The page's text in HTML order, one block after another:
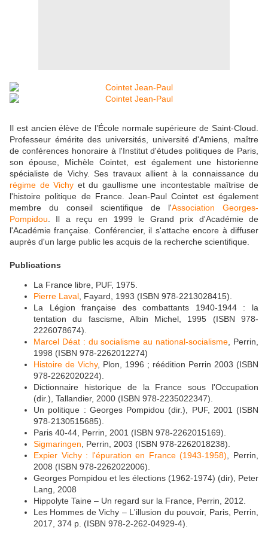
Il est ancien élève de l’École normale supérieure de Saint-Cloud.
Professeur émérite des universités, université d'Amiens, maître
de conférences honoraire à l'Institut d'études politiques de Paris,
son épouse, Michèle Cointet, est également une historienne
spécialiste de Vichy. Ses travaux allient à la connaissance du
régime de Vichy et du gaullisme une incontestable maîtrise de
l'histoire politique de France. Jean-Paul Cointet est également
membre du conseil scientifique de l'Association Georges-
Pompidou . Il a reçu en 1999 le Grand prix d'Académie de
l'Académie française. Conférencier, il s'attache encore à diffuser
auprès d'un large public les acquis de la recherche scientifique.
Publications
La France libre, PUF, 1975.
Pierre Laval , Fayard, 1993 (ISBN 978-2213028415).
La Légion française des combattants 1940-1944 : la
tentation du fascisme, Albin Michel, 1995 (ISBN 978-
2226078674).
Marcel Déat : du socialisme au national-socialisme , Perrin,
1998 (ISBN 978-2262012274)
Histoire de Vichy, Plon, 1996 ; réédition Perrin 2003 (ISBN
978-2262020224).
Dictionnaire historique de la France sous l'Occupation
(dir.), Tallandier, 2000 (ISBN 978-2235022347).
Un politique : Georges Pompidou (dir.), PUF, 2001 (ISBN
978-2130515685).
Paris 40-44, Perrin, 2001 (ISBN 978-2262015169).
Sigmaringen , Perrin, 2003 (ISBN 978-2262018238).
Expier Vichy : l'épuration en France (1943-1958) , Perrin,
2008 (ISBN 978-2262022006).
Georges Pompidou et les élections (1962-1974) (dir), Peter
Lang, 2008
Hippolyte Taine – Un regard sur la France, Perrin, 2012.
Les Hommes de Vichy – L'illusion du pouvoir, Paris, Perrin,
2017, 374 p. (ISBN 978-2-262-04929-4).